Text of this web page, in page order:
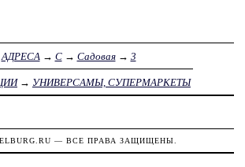
АДРЕСА → С→ Садовая→ 3
→ УНИВЕРСАМЫ, СУПЕРМАРКЕТЫ
— ВСЕ ПРАВА ЗАЩИЩЕНЫ.